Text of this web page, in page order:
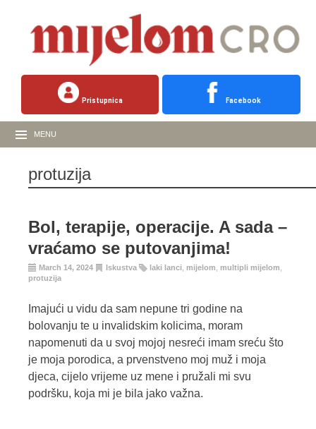
Pristupnica Facebook
MENU
protuzija
Bol, terapije, operacije. A sada –
vraćamo se putovanjima!
March 14, 2024 Iskustva laki lanci mijelom multipli mijelom
protuzija
Imajući u vidu da sam nepune tri godine na
bolovanju te u invalidskim kolicima, moram
napomenuti da u svoj mojoj nesreći imam sreću što
je moja porodica, a prvenstveno moj muž i moja
djeca, cijelo vrijeme uz mene i pružali mi svu
podršku, koja mi je bila jako važna.